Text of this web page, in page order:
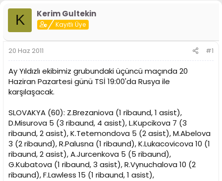
u
B
a
t
a
n
n
g
ı
r
i
h
K Kerim Gultekin
Kayıtlı Üye
20 Haz 2011 #1
Ay Yıldızlı ekibimiz grubundaki üçüncü maçında 20
Haziran Pazartesi günü TSİ 19:00'da Rusya ile
karşılaşacak.
SLOVAKYA (60): Z.Brezaniova (1 ribaund, 1 asist),
D.Misurova 5 (3 ribaund, 4 asist), L.Kupcikova 7 (3
ribaund, 2 asist), K.Tetemondova 5 (2 asist), M.Abelova
3 (2 ribaund), R.Palusna (1 ribaund), K.Lukacovicova 10 (1
ribaund, 2 asist), A.Jurcenkova 5 (5 ribaund),
G.Kubatova (1 ribaund, 3 asist), R.Vynuchalova 10 (2
ribaund), F.Lawless 15 (1 ribaund, 1 asist),